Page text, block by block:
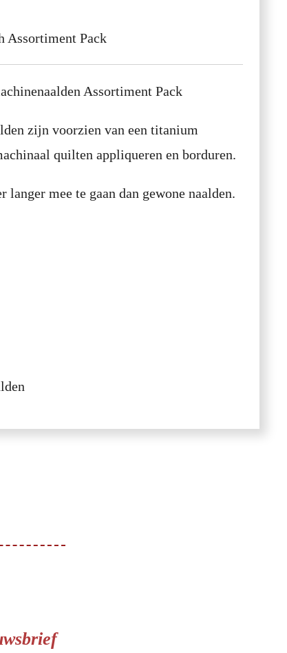
Assortiment Pack
Assortiment Pack
zijn voorzien van een titanium
quilten appliqueren en borduren.
langer mee te gaan dan gewone naalden.